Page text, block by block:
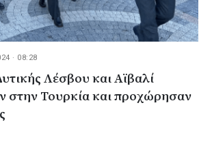
· 08:28
Λέσβου και Αϊβαλί
στην Τουρκία και προχώρησαν